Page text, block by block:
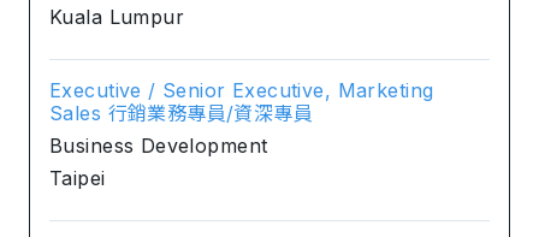
Kuala Lumpur
Executive / Senior Executive, Marketing
Sales 行銷業務專員/資深專員
Business Development
Taipei